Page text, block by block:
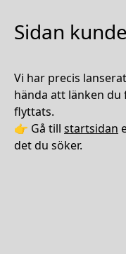
Sidan
Vi har precis
hända att länken
flyttats.
👉 Gå till startsidan
det du söker.